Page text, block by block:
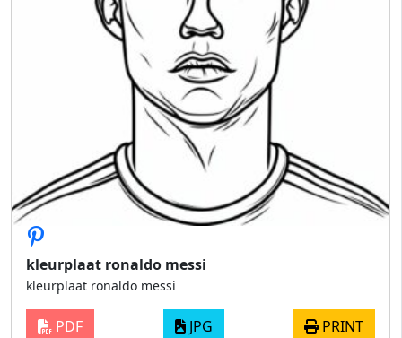
kleurplaat ronaldo messi
kleurplaat ronaldo messi
PDF JPG PRINT